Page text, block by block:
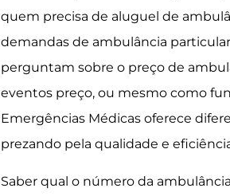
quem precisa de aluguel de
demandas de ambulância
perguntam sobre o preço de
eventos preço, ou mesmo como
Emergências Médicas oferece
prezando pela qualidade e
Saber qual o número da